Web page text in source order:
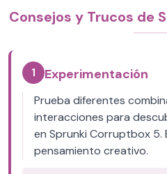
Consejos y Trucos de
1 Experimentación
Prueba diferentes
interacciones para
en Sprunki Corruptbox 5.
pensamiento creativo.